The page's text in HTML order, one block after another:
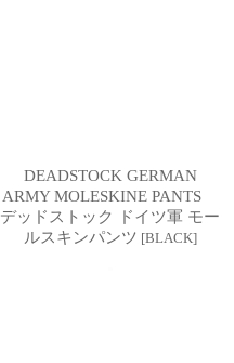
DEADSTOCK GERMAN
ARMY MOLESKINE PANTS
デッドストック ドイツ軍 モー
ルスキンパンツ [BLACK]